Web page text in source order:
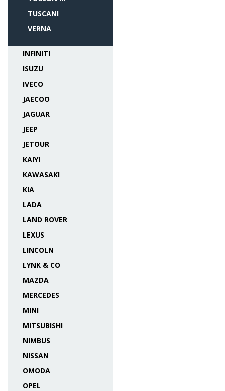
TUSCANI
VERNA
INFINITI
ISUZU
IVECO
JAECOO
JAGUAR
JEEP
JETOUR
KAIYI
KAWASAKI
KIA
LADA
LAND ROVER
LEXUS
LINCOLN
LYNK & CO
MAZDA
MERCEDES
MINI
MITSUBISHI
NIMBUS
NISSAN
OMODA
OPEL